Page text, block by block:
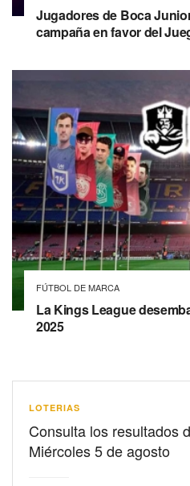
Jugadores de Boca
campaña en favor del
FÚTBOL DE MARCA
La Kings League
2025
LOTERIAS
Consulta los resultados
Miércoles 5 de agosto